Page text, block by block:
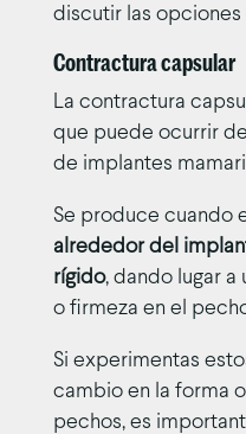
discutir las opciones
Contractura capsular
La contractura
que puede ocurrir
de implantes
Se produce cuando
alrededor del
rígido, dando lugar a
o firmeza en el
Si experimentas
cambio en la forma
pechos, es